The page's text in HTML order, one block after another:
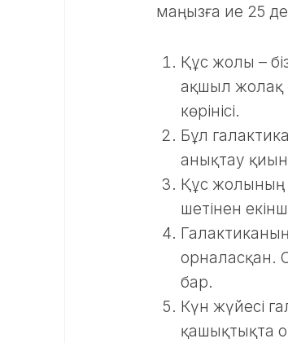
маңызға ие 25
Құс жолы –
ақшыл жолақ
көрінісі.
Бұл
анықтау
Құс жолының
шетінен
орналасқан.
бар.
Күн жүйесі
қашықтықта